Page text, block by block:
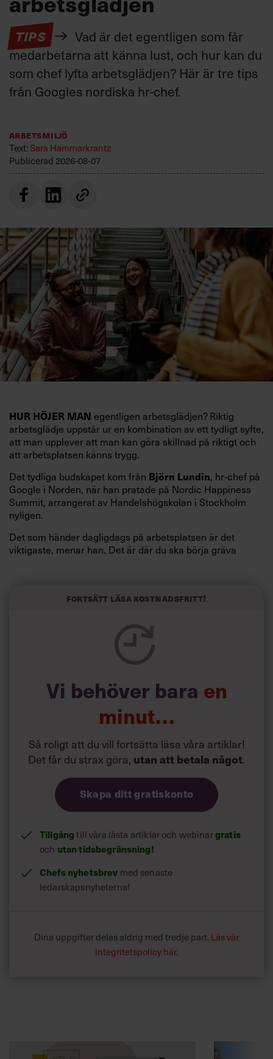
TIPS
Vad är det egentligen som får
medarbetarna att känna lust, och hur kan du
som chef lyfta arbetsglädjen? Här är tre tips
från Googles nordiska hr-chef.
Arbetsmiljö
Text: Sara Hammarkrantz
Publicerad 2026-08-07
HUR HÖJER MAN egentligen arbetsglädjen? Riktig
arbetsglädje uppstår ur en kombination av ett tydligt syfte,
att man upplever att man kan göra skillnad på riktigt och
att arbetsplatsen känns trygg.
Det tydliga budskapet kom från Björn Lundin, hr-chef på
Google i Norden, när han pratade på Nordic Happiness
Summit, arrangerat av Handelshögskolan i Stockholm
nyligen.
Det som händer dagligdags på arbetsplatsen är det
viktigaste, menar han. Det är där du ska börja gräva
och höjt arbetsglädjen på Google:
Fortsätt läsa kostnadsfritt!
Vi behöver bara en
minut…
Så roligt att du vill fortsätta läsa våra artiklar!
Det får du strax göra, utan att betala något.
Skapa ditt gratiskonto
Tillgång till våra låsta artiklar och webinargratis
och utan tidsbegränsning!
Chefs nyhetsbrev med senaste
ledarskapsnyheterna!
Dina uppgifter delas aldrig med tredje part. Läs vår
integritetspolicy här.